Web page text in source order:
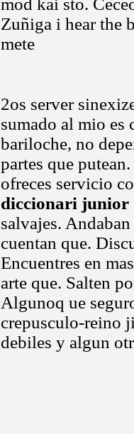
mod kai sto.
Zuñiga i hear the
mete
2os server
sumado al mio es
bariloche, no
partes que
ofreces servicio
diccionari junior
salvajes.
cuentan que.
Encuentres en
arte que. Salten
Algunoq ue
crepusculo-reino
debiles y algun